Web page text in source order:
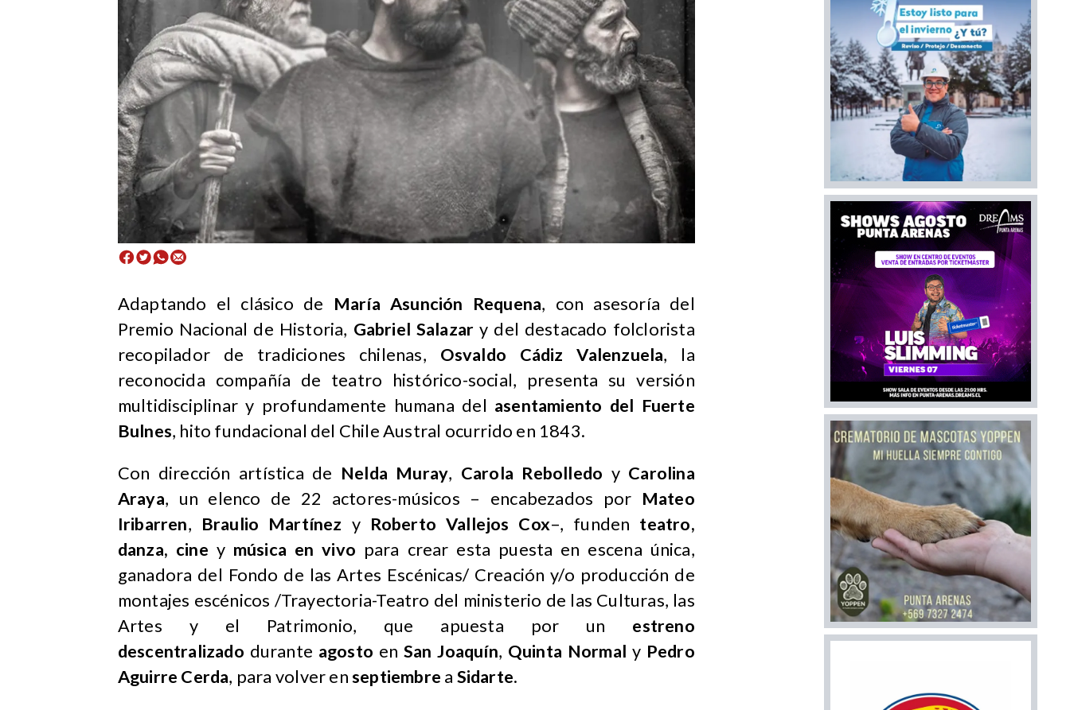
Adaptando el clásico de María Asunción Requena, con asesoría del
Premio Nacional de Historia, Gabriel Salazar y del destacado folclorista
recopilador de tradiciones chilenas, Osvaldo Cádiz Valenzuela, la
reconocida compañía de teatro histórico-social, presenta su versión
multidisciplinar y profundamente humana del asentamiento del Fuerte
Bulnes, hito fundacional del Chile Austral ocurrido en 1843.
Con dirección artística de Nelda Muray, Carola Rebolledo y Carolina
Araya, un elenco de 22 actores-músicos – encabezados por Mateo
Iribarren, Braulio Martínez y Roberto Vallejos Cox–, funden teatro,
danza, cine y música en vivo para crear esta puesta en escena única,
ganadora del Fondo de las Artes Escénicas/ Creación y/o producción de
montajes escénicos /Trayectoria-Teatro del ministerio de las Culturas, las
Artes y el Patrimonio, que apuesta por un estreno
descentralizado durante agosto en San Joaquín, Quinta Normal y Pedro
Aguirre Cerda, para volver enseptiembre a Sidarte.